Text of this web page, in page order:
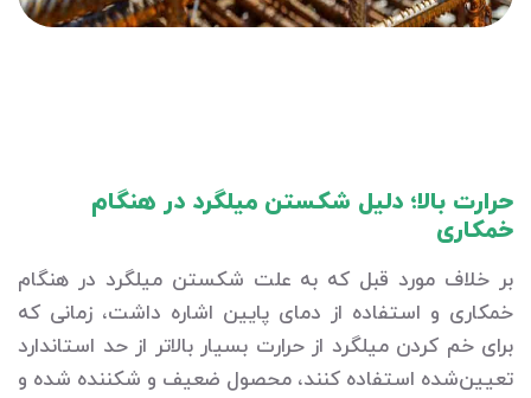
حرارت بالا؛ دلیل شکستن میلگرد در هنگام
خمکاری
بر خلاف مورد قبل که به علت شکستن میلگرد در هنگام
خمکاری و استفاده از دمای پایین اشاره داشت، زمانی که
برای خم کردن میلگرد از حرارت بسیار بالاتر از حد استاندارد
تعیین‌شده استفاده کنند، محصول ضعیف و شکننده شده و